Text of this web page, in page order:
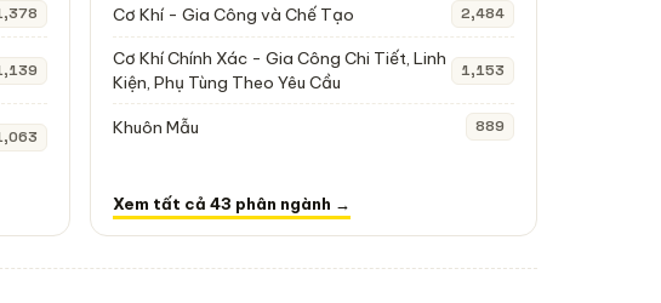
Cơ Khí - Gia Công và Chế Tạo 2,484
Cơ Khí Chính Xác - Gia Công Chi Tiết, Linh
Kiện, Phụ Tùng Theo Yêu Cầu
1,153
Khuôn Mẫu 889
Xem tất cả 43 phân ngành →